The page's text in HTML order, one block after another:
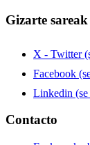
Gizarte sareak
X - Twitter
Facebook
Linkedin (se
Contacto